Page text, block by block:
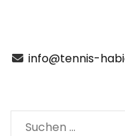
info@tennis-
Suchen